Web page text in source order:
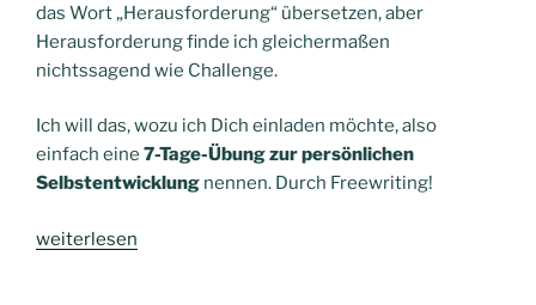
das Wort „Herausforderung“ übersetzen, aber
Herausforderung finde ich gleichermaßen
nichtssagend wie Challenge.
Ich will das, wozu ich Dich einladen möchte, also
einfach eine 7-Tage-Übung zur persönlichen
Selbstentwicklung nennen. Durch Freewriting!
„Newsletter
weiterlesen